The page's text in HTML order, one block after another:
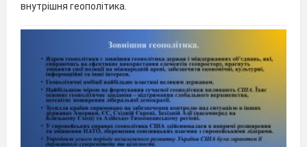
внутрішня геополітика.